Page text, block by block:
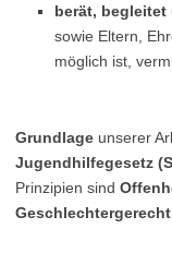
berät,
sowie Eltern,
möglich ist,
Grundlage unserer
Jugendhilfegesetz
Prinzipien sind